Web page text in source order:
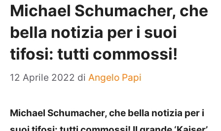
Michael Schumacher, che
bella notizia per i suoi
tifosi: tutti commossi!
12 Aprile 2022 di Angelo Papi
Michael Schumacher, che bella notizia per i